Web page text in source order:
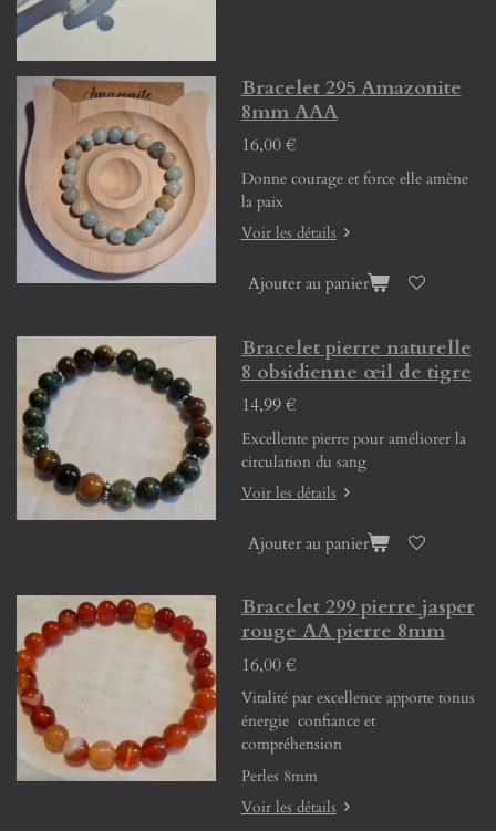
Bracelet 295 Amazonite
8mm AAA
16,00 €
Donne courage et force elle amène
la paix
Voir les détails
Ajouter au panier
Bracelet pierre naturelle
8 obsidienne œil de tigre
14,99 €
Excellente pierre pour améliorer la
circulation du sang
Voir les détails
Ajouter au panier
Bracelet 299 pierre jasper
rouge AA pierre 8mm
16,00 €
Vitalité par excellence apporte tonus
énergie confiance et
compréhension
Perles 8mm
Voir les détails